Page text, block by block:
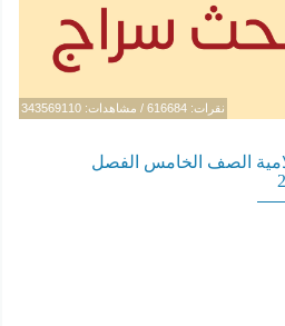
نقرات: 616684 / مشاهدات: 343569110
الصف الخامس الفصل